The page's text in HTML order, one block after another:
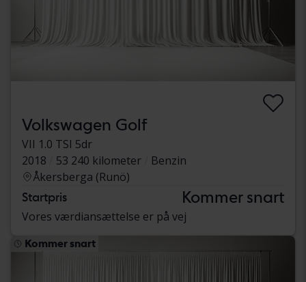
Volkswagen Golf
VII 1.0 TSI 5dr
2018
53 240 kilometer
Benzin
Åkersberga (Runö)
Startpris Kommer snart
Vores værdiansættelse er på vej
Kommer snart